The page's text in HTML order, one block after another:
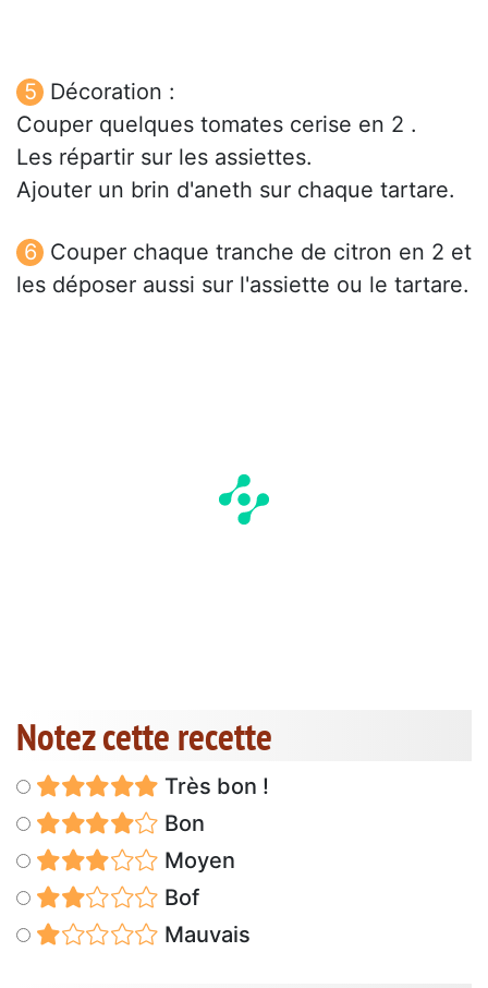
Décoration :
Couper quelques tomates cerise en 2 .
Les répartir sur les assiettes.
Ajouter un brin d'aneth sur chaque tartare.
Couper chaque tranche de citron en 2 et
les déposer aussi sur l'assiette ou le tartare.
Notez cette recette
Très bon !
Bon
Moyen
Bof
Mauvais